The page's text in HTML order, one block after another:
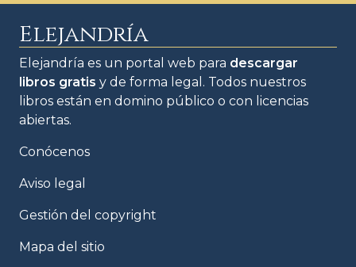
Elejandría
Elejandría es un portal web para descargar
libros gratis y de forma legal. Todos nuestros
libros están en domino público o con licencias
abiertas.
Conócenos
Aviso legal
Gestión del copyright
Mapa del sitio